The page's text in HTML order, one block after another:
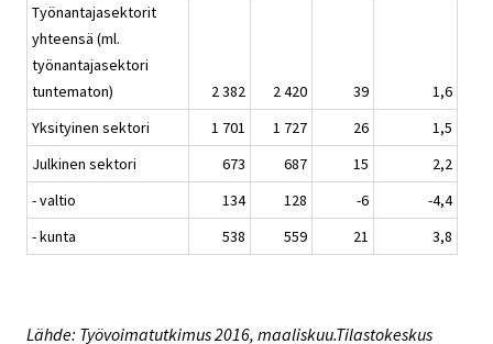
Työnantajasektorit
yhteensä (ml.
työnantajasektori
tuntematon)
2 382 2 420 39
1,6
Yksityinen sektori
1 701 1 727 26
1,5
Julkinen sektori
673 687 15
2,2
- valtio
134 128 -6
-4,4
- kunta
538 559 21 3,8
Lähde: Työvoimatutkimus 2016, maaliskuu.Tilastokeskus